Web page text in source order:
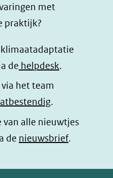
met
praktijk?
klimaatadaptatie
de helpdesk.
het team
.
van alle nieuwtjes
de nieuwsbrief.